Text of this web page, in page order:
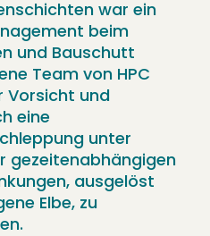
war ein
beim
und Bauschutt
Team von HPC
Vorsicht und
eine
unter
gezeitenabhängigen
ausgelöst
Elbe, zu